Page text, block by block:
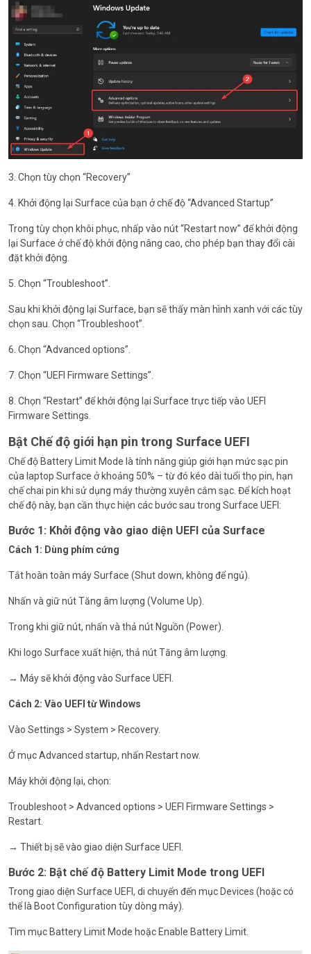
3. Chọn tùy chọn “Recovery”
4. Khởi động lại Surface của bạn ở chế độ “Advanced Startup”
Trong tùy chọn khôi phục, nhấp vào nút “Restart now” để khởi động
lại Surface ở chế độ khởi động nâng cao, cho phép bạn thay đổi cài
đặt khởi động.
5. Chọn “Troubleshoot”.
Sau khi khởi động lại Surface, bạn sẽ thấy màn hình xanh với các tùy
chọn sau. Chọn “Troubleshoot”.
6. Chọn “Advanced options”.
7. Chọn “UEFI Firmware Settings”.
8. Chọn “Restart” để khởi động lại Surface trực tiếp vào UEFI
Firmware Settings.
Bật Chế độ giới hạn pin trong Surface UEFI
Chế độ Battery Limit Mode là tính năng giúp giới hạn mức sạc pin
của laptop Surface ở khoảng 50% – từ đó kéo dài tuổi thọ pin, hạn
chế chai pin khi sử dụng máy thường xuyên cắm sạc. Để kích hoạt
chế độ này, bạn cần thực hiện các bước sau trong Surface UEFI:
Bước 1: Khởi động vào giao diện UEFI của Surface
Cách 1: Dùng phím cứng
Tắt hoàn toàn máy Surface (Shut down, không để ngủ).
Nhấn và giữ nút Tăng âm lượng (Volume Up).
Trong khi giữ nút, nhấn và thả nút Nguồn (Power).
Khi logo Surface xuất hiện, thả nút Tăng âm lượng.
→ Máy sẽ khởi động vào Surface UEFI.
Cách 2: Vào UEFI từ Windows
Vào Settings > System > Recovery.
Ở mục Advanced startup, nhấn Restart now.
Máy khởi động lại, chọn:
Troubleshoot > Advanced options > UEFI Firmware Settings >
Restart.
→ Thiết bị sẽ vào giao diện Surface UEFI.
Bước 2: Bật chế độ Battery Limit Mode trong UEFI
Trong giao diện Surface UEFI, di chuyển đến mục Devices (hoặc có
thể là Boot Configuration tùy dòng máy).
Tìm mục Battery Limit Mode hoặc Enable Battery Limit.